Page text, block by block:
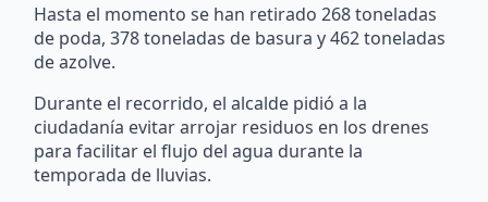
Hasta el momento se han retirado 268 toneladas
de poda, 378 toneladas de basura y 462 toneladas
de azolve.
Durante el recorrido, el alcalde pidió a la
ciudadanía evitar arrojar residuos en los drenes
para facilitar el flujo del agua durante la
temporada de lluvias.